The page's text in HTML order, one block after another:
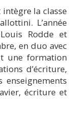
la classe
L’année
Rodde et
en duo avec
une formation
d’écriture,
écriture et